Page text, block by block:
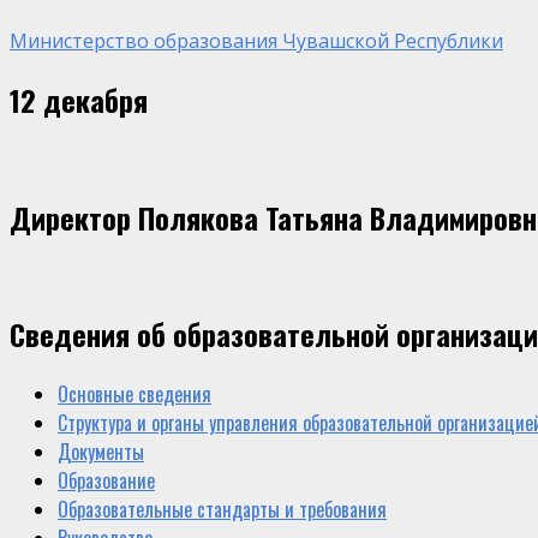
Министерство образования Чувашской Республики
12 декабря
Директор Полякова Татьяна
Сведения об образовательной
Основные сведения
Структура и органы управления образовательной
Документы
Образование
Образовательные стандарты и требования